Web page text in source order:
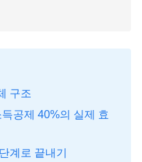
구조
공제 40%의 실제 효
계로 끝내기